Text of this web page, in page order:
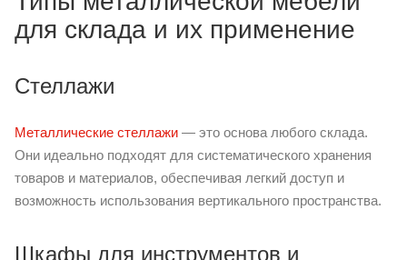
для склада и их применение
Стеллажи
Металлические стеллажи — это основа любого склада.
Они идеально подходят для систематического хранения
товаров и материалов, обеспечивая легкий доступ и
возможность использования вертикального пространства.
Шкафы для инструментов и